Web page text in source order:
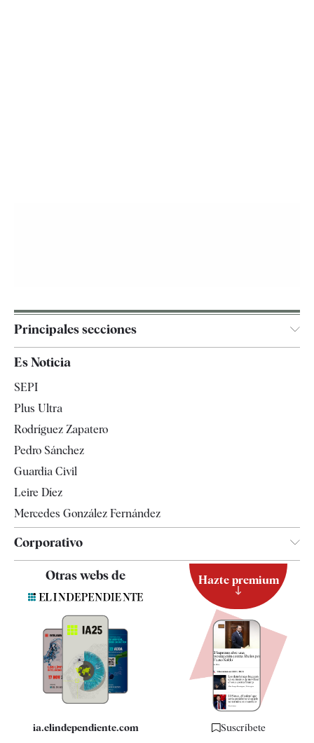
Principales secciones
España
Televisión
Es Noticia
SEPI
Plus Ultra
Rodríguez Zapatero
Pedro Sánchez
Guardia Civil
Leire Díez
Mercedes González Fernández
Corporativo
Contacto
Quiénes somos
Especificaciones
Otras webs de
ia.elindependiente.com
Hazte premium
Suscríbete